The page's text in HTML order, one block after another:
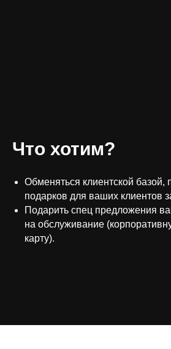
Что хотим?
Обменяться клиентской базой,
подарков для ваших клиентов
Подарить спец предложения
на обслуживание
карту).